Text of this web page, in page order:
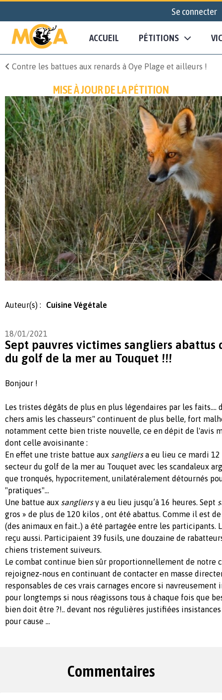
Se connecter
ACCUEIL PÉTITIONS
Contre les battues aux renards à Oye Plage et ailleurs !
MISE À JOUR DE LA PÉTITION
Auteur(s) : Cuisine Végétale
18/01/2021
Sept pauvres victimes sangliers abattus
du golf de la mer au Touquet !!!
Bonjour !
Les tristes dégâts de plus en plus légendaires par les faits....
chers amis les chasseurs" continuent de plus belle, fort
notamment cette bien triste nouvelle, ce en dépit de l'avis
dont celle avoisinante :
En effet une triste battue aux sangliersa eu lieu ce mardi 12
secteur du golf de la mer au Touquet avec les scandaleux
que tronqués, hypocritement, unilatéralement détournés
"pratiques"...
Une battue aux sangliersy a eu lieu jusqu’à 16 heures. Sept
gros » de plus de 120 kilos , ont été abattus. Comme il est
(des animaux en fait..) a été partagée entre les participants.
reçu aussi. Participaient 39 fusils, une douzaine de
chiens tristement suiveurs.
Le combat continue bien sûr proportionnellement de notre
rejoignez-nous en continuant de contacter en masse
responsables de ces vrais carnages encore si navreusement
pour longtemps si nous réagissons tous à chaque fois que
bien doit être ?!.. devant nos régulières justifiées
pour cause ...
Commentaires